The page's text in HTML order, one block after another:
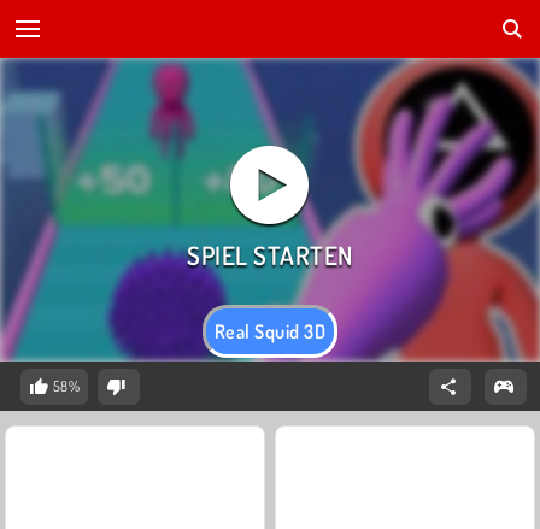
Real Squid 3D
58%